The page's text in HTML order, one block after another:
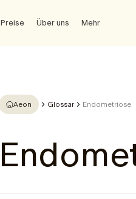
Preise Über uns Mehr
Aeon Glossar Endometriose